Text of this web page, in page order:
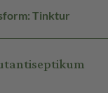
Tinktur